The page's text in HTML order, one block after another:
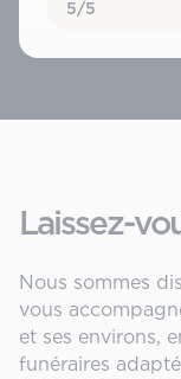
5/5
Laissez-
Nous sommes
vous
et ses environs,
funéraires